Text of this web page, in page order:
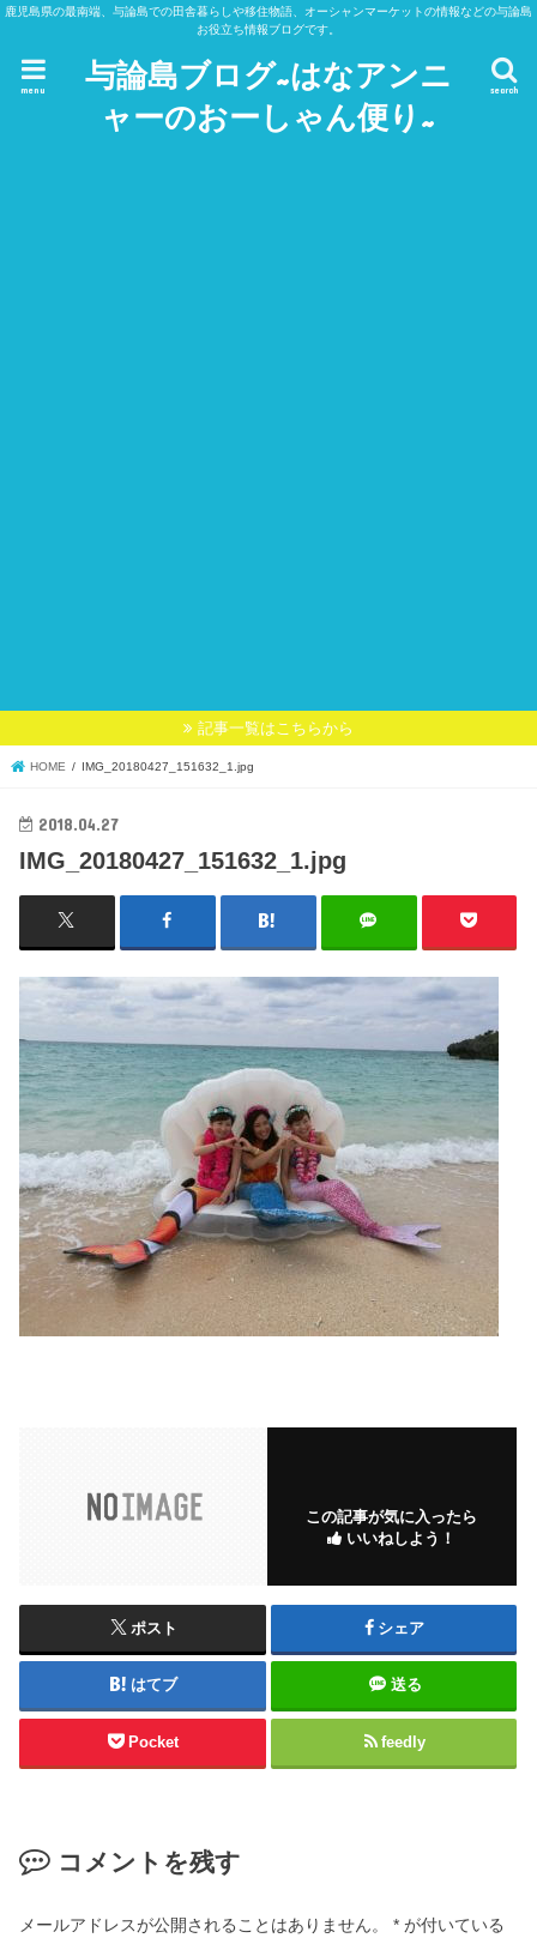
鹿児島県の最南端、与論島での田舎暮らしや移住物語、オーシャンマーケットの情報などの与論島
お役立ち情報ブログです。
与論島ブログ~はなアンニ
ャーのおーしゃん便り~
search
menu
記事一覧はこちらから
HOME IMG_20180427_151632_1.jpg
2018.04.27
IMG_20180427_151632_1.jpg
この記事が気に入ったら
いいねしよう！
ポスト シェア
はてブ 送る
Pocket feedly
コメントを残す
メールアドレスが公開されることはありません。 * が付いている